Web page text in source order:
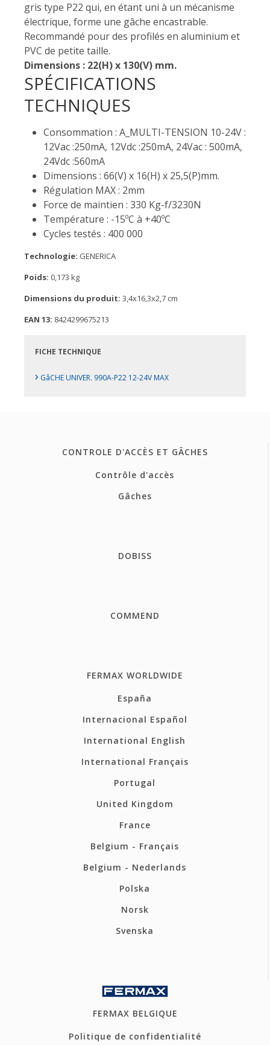
gris type P22 qui, en étant uni à un mécanisme
électrique, forme une gâche encastrable.
Recommandé pour des profilés en aluminium et
PVC de petite taille.
Dimensions : 22(H) x 130(V) mm.
SPÉCIFICATIONS
TECHNIQUES
Consommation : A_MULTI-TENSION 10-24V :
12Vac :250mA, 12Vdc :250mA, 24Vac : 500mA,
24Vdc :560mA
Dimensions : 66(V) x 16(H) x 25,5(P)mm.
Régulation MAX : 2mm
Force de maintien : 330 Kg-f/3230N
Température : -15ºC à +40ºC
Cycles testés : 400 000
Technologie: GENERICA
Poids: 0,173 kg
Dimensions du produit: 3,4x16,3x2,7 cm
EAN 13: 8424299675213
FICHE TECHNIQUE
› GâCHE UNIVER. 990A-P22 12-24V MAX
CONTROLE D'ACCÈS ET GÂCHES
Contrôle d'accès
Gâches
DOBISS
COMMEND
FERMAX WORLDWIDE
España
Internacional Español
International English
International Français
Portugal
United Kingdom
France
Belgium - Français
Belgium - Nederlands
Polska
Norsk
Svenska
FERMAX BELGIQUE
Politique de confidentialité